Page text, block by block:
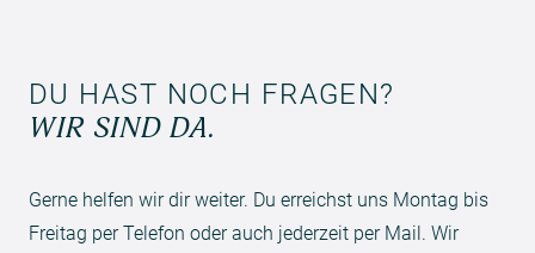
DU HAST NOCH FRAGEN?
WIR SIND DA.
Gerne helfen wir dir weiter. Du erreichst uns Montag bis
Freitag per Telefon oder auch jederzeit per Mail. Wir